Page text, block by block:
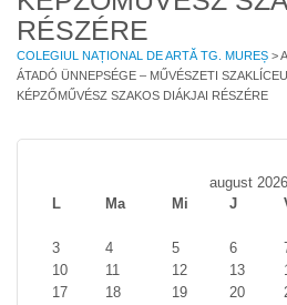
RÉSZÉRE
COLEGIUL NAȚIONAL DE ARTĂ TG. MUREȘ >
ÁTADÓ ÜNNEPSÉGE – MŰVÉSZETI
KÉPZŐMŰVÉSZ SZAKOS DIÁKJAI RÉSZÉRE
august 2026
L
Ma Mi J
3
4 5 6
10
11 12 13
17
18 19 20